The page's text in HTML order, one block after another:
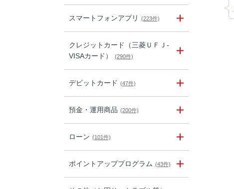
スマートフォンアプリ (223件)
クレジットカード（三菱ＵＦＪ-
VISAカード）
(290件)
デビットカード (47件)
預金・運用商品 (200件)
ローン (101件)
ポイントアッププログラム (43件)